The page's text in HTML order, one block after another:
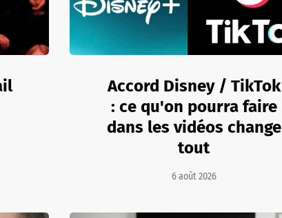
Accord Disney / TikTok
: ce qu'on pourra faire
dans les vidéos change
tout
6 août 2026